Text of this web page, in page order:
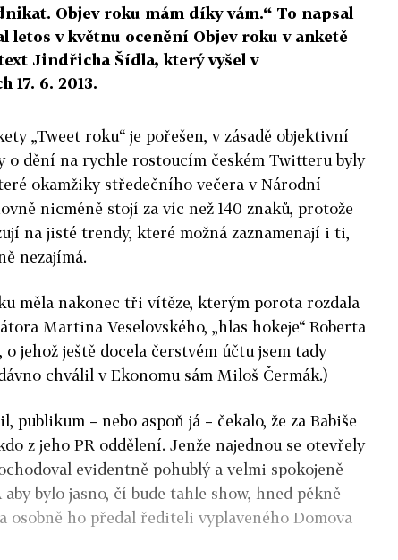
Objev roku mám díky vám.“ To napsal
letos v květnu ocenění Objev roku v anketě
Jindřicha Šídla, který vyšel v
17. 6. 2013.
„Tweet roku“ je pořešen, v zásadě objektivní
o dění na rychle rostoucím českém Twitteru byly
okamžiky středečního večera v Národní
nicméně stojí za víc než 140 znaků, protože
na jisté trendy, které možná zaznamenají i ti,
nezajímá.
měla nakonec tři vítěze, kterým porota rozdala
Martina Veselovského, „hlas hokeje“ Roberta
o jehož ještě docela čerstvém účtu jsem tady
chválil v Ekonomu sám Miloš Čermák.)
publikum – nebo aspoň já – čekalo, že za Babiše
z jeho PR oddělení. Jenže najednou se otevřely
evidentně pohublý a velmi spokojeně
bylo jasno, čí bude tahle show, hned pěkně
ho předal řediteli vyplaveného Domova